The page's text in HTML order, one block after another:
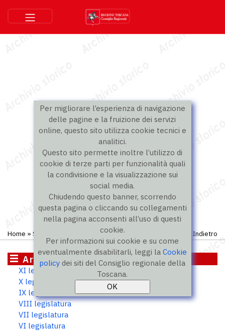
Per migliorare l’esperienza di navigazione
delle pagine e la fruizione dei servizi
online, questo sito utilizza cookie tecnici e
analitici.
Questo sito permette inoltre l’utilizzo di
cookie di terze parti per funzionalità quali
la condivisione e la visualizzazione sui
social media.
Chiudendo questo banner, scorrendo
questa pagina o cliccando su collegamenti
nella pagina acconsenti all’uso di questi
cookie.
Per informazioni sui cookie e su come
eventualmente disabilitarli, leggi laCookie
policy dei siti del Consiglio regionale della
Toscana.
Home » Storico IV legislatura»Consiglieri Indietro
Archivio storico
XI legislatura
X legislatura
IX legislatura
VIII legislatura
VII legislatura
VI legislatura